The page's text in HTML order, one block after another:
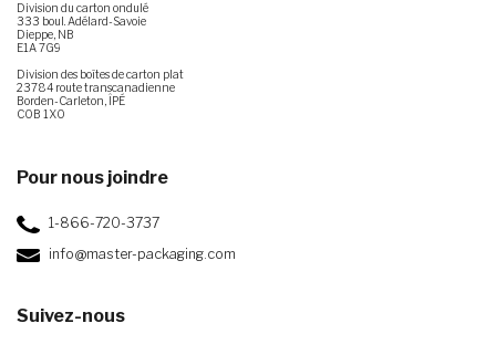
Division du carton ondulé
333 boul. Adélard-Savoie
Dieppe, NB
E1A 7G9
Division des boîtes de carton plat
23784 route transcanadienne
Borden-Carleton, ÎPÉ
C0B 1X0
Pour nous joindre
1-866-720-3737
info@master-packaging.com
Suivez-nous